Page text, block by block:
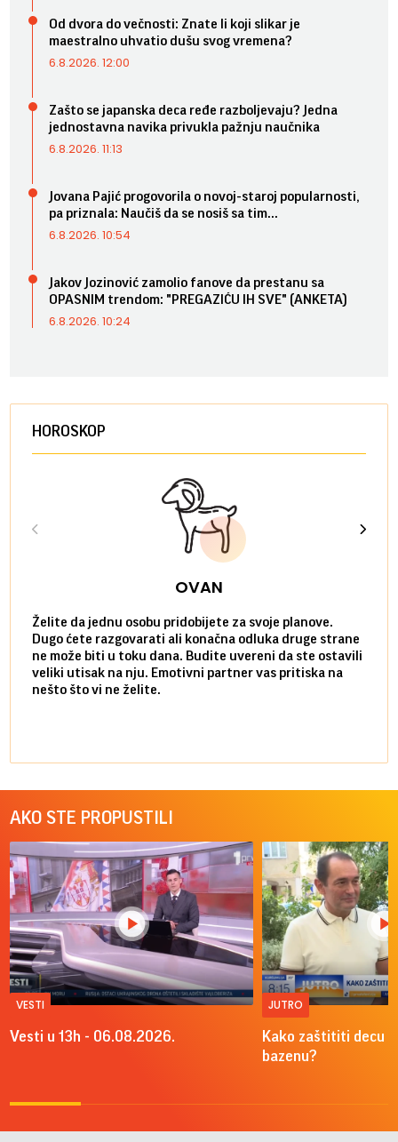
Od dvora do večnosti: Znate li koji slikar je
maestralno uhvatio dušu svog vremena?
6.8.2026. 12:00
Zašto se japanska deca ređe razboljevaju? Jedna
jednostavna navika privukla pažnju naučnika
6.8.2026. 11:13
Jovana Pajić progovorila o novoj-staroj popularnosti,
pa priznala: Naučiš da se nosiš sa tim...
6.8.2026. 10:54
Jakov Jozinović zamolio fanove da prestanu sa
OPASNIM trendom: "PREGAZIĆU IH SVE" (ANKETA)
6.8.2026. 10:24
HOROSKOP
OVAN
Želite da jednu osobu pridobijete za svoje planove.
Dugo ćete razgovarati ali konačna odluka druge strane
ne može biti u toku dana. Budite uvereni da ste ostavili
veliki utisak na nju. Emotivni partner vas pritiska na
nešto što vi ne želite.
AKO STE PROPUSTILI
VESTI
Vesti u 13h - 06.08.2026.
JUTRO
Kako zaštititi decu
bazenu?